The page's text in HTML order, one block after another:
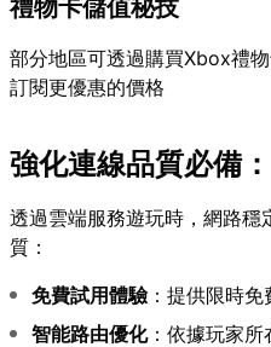
禮物卡儲值秘技
部分地區可透過購買Xbox禮
訂閱更優惠的價格
強化連線品質必備
透過雲端服務遊玩時，網路穩
質：
免費試用體驗：提供限時免
智能路由優化：依據玩家所